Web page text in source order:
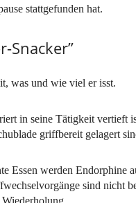
stattgefunden hat.
Snacker”
was und wie viel er isst.
in seine Tätigkeit vertieft
griffbereit gelagert
Essen werden Endorphine
sind nicht